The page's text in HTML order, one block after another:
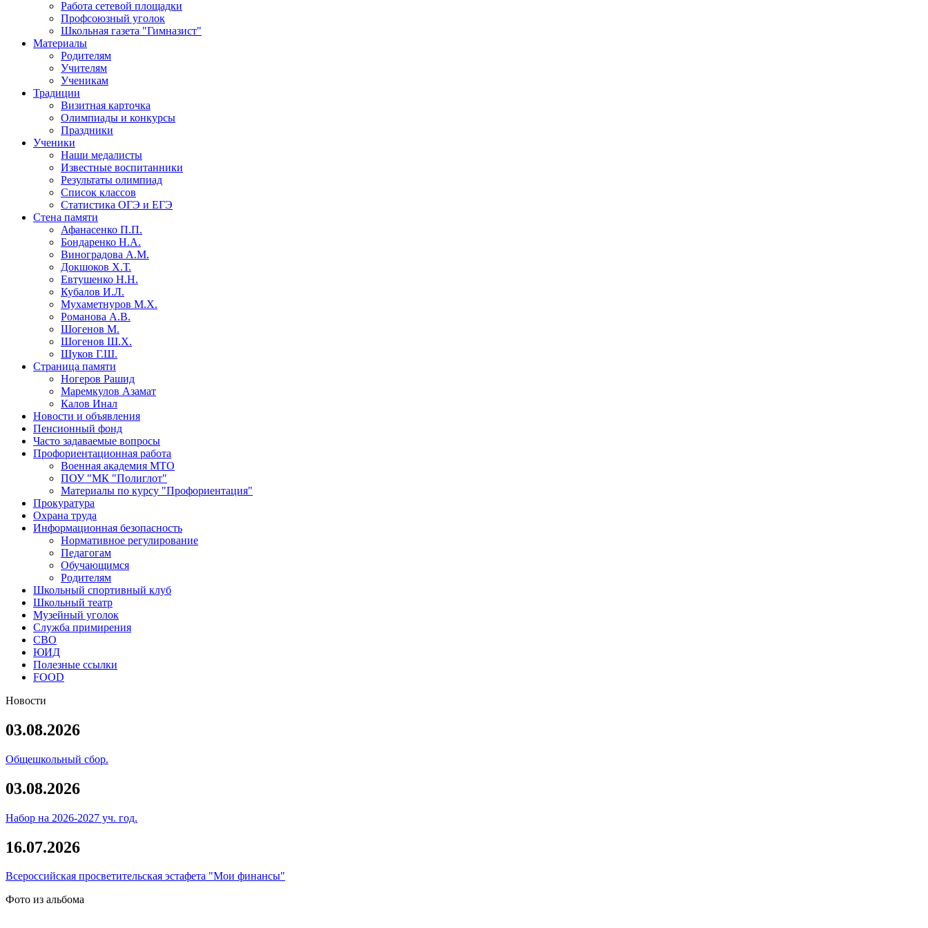
Работа сетевой площадки
Профсоюзный уголок
Школьная газета "Гимназист"
Материалы
Родителям
Учителям
Ученикам
Традиции
Визитная карточка
Олимпиады и конкурсы
Праздники
Ученики
Наши медалисты
Известные воспитанники
Результаты олимпиад
Список классов
Статистика ОГЭ и ЕГЭ
Стена памяти
Афанасенко П.П.
Бондаренко Н.А.
Виноградова А.М.
Докшоков Х.Т.
Евтушенко Н.Н.
Кубалов И.Л.
Мухаметнуров М.Х.
Романова А.В.
Шогенов М.
Шогенов Ш.Х.
Шуков Г.Ш.
Страница памяти
Ногеров Рашид
Маремкулов Азамат
Калов Инал
Новости и объявления
Пенсионный фонд
Часто задаваемые вопросы
Профориентационная работа
Военная академия МТО
ПОУ "МК "Полиглот"
Материалы по курсу "Профориентация"
Прокуратура
Охрана труда
Информационная безопасность
Нормативное регулирование
Педагогам
Обучающимся
Родителям
Школьный спортивный клуб
Школьный театр
Музейный уголок
Служба примирения
СВО
ЮИД
Полезные ссылки
FOOD
Новости
03.08.2026
Общешкольный сбор.
03.08.2026
Набор на 2026-2027 уч. год.
16.07.2026
Всероссийская просветительская эстафета "Мои финансы"
Фото из альбома